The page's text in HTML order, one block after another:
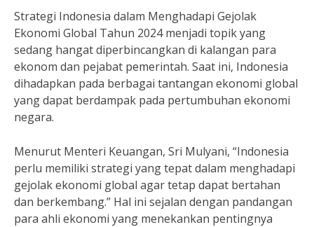
Strategi Indonesia dalam Menghadapi Gejolak
Ekonomi Global Tahun 2024 menjadi topik yang
sedang hangat diperbincangkan di kalangan para
ekonom dan pejabat pemerintah. Saat ini, Indonesia
dihadapkan pada berbagai tantangan ekonomi global
yang dapat berdampak pada pertumbuhan ekonomi
negara.
Menurut Menteri Keuangan, Sri Mulyani, “Indonesia
perlu memiliki strategi yang tepat dalam menghadapi
gejolak ekonomi global agar tetap dapat bertahan
dan berkembang.” Hal ini sejalan dengan pandangan
para ahli ekonomi yang menekankan pentingnya